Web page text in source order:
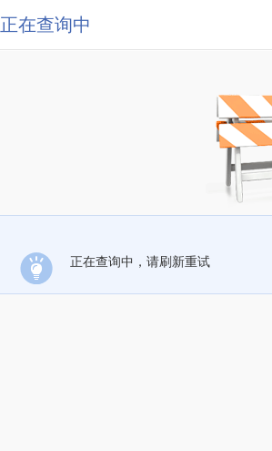
正在查询中
正在查询中，请刷新重试